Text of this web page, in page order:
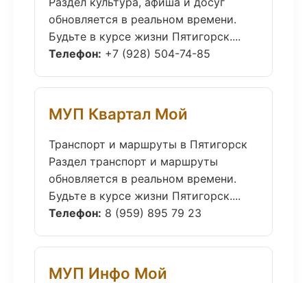
обновляется в реальном времени.
Будьте в курсе жизни Пятигорск....
Телефон: +7 (928) 504-74-85
МУП Квартал Мой
Транспорт и маршруты в Пятигорск
Раздел транспорт и маршруты
обновляется в реальном времени.
Будьте в курсе жизни Пятигорск....
Телефон: 8 (959) 895 79 23
МУП Инфо Мой